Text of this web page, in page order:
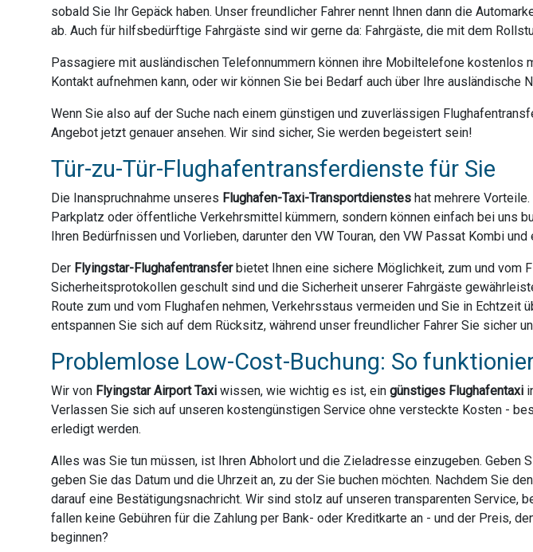
sobald Sie Ihr Gepäck haben. Unser freundlicher Fahrer nennt Ihnen dann die
ab. Auch für hilfsbedürftige Fahrgäste sind wir gerne da: Fahrgäste, die mit dem
Passagiere mit ausländischen Telefonnummern können ihre Mobiltelefone kostenlos
Kontakt aufnehmen kann, oder wir können Sie bei Bedarf auch über Ihre ausländische
Wenn Sie also auf der Suche nach einem günstigen und zuverlässigen
Angebot jetzt genauer ansehen. Wir sind sicher, Sie werden begeistert sein!
Tür-zu-Tür-Flughafentransferdienste für Sie
Die Inanspruchnahme unseres Flughafen-Taxi-Transportdienstes hat mehrere
Parkplatz oder öffentliche Verkehrsmittel kümmern, sondern können einfach bei uns
Ihren Bedürfnissen und Vorlieben, darunter den VW Touran, den VW Passat Kombi
Der Flyingstar-Flughafentransferbietet Ihnen eine sichere Möglichkeit, zum und vom
Sicherheitsprotokollen geschult sind und die Sicherheit unserer Fahrgäste
Route zum und vom Flughafen nehmen, Verkehrsstaus vermeiden und Sie in
entspannen Sie sich auf dem Rücksitz, während unser freundlicher Fahrer Sie sicher
Problemlose Low-Cost-Buchung: So
Wir von Flyingstar Airport Taxi wissen, wie wichtig es ist, ein günstiges Flughafentaxi
Verlassen Sie sich auf unseren kostengünstigen Service ohne versteckte Kosten -
erledigt werden.
Alles was Sie tun müssen, ist Ihren Abholort und die Zieladresse einzugeben. Geben
geben Sie das Datum und die Uhrzeit an, zu der Sie buchen möchten. Nachdem Sie
darauf eine Bestätigungsnachricht. Wir sind stolz auf unseren transparenten Service,
fallen keine Gebühren für die Zahlung per Bank- oder Kreditkarte an - und der Preis,
beginnen?